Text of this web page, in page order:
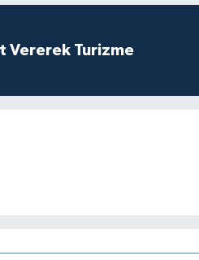
Vererek Turizme